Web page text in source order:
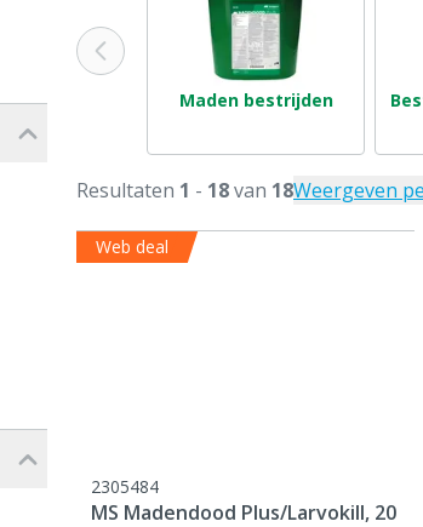
Maden bestrijden
Resultaten 1 - 18van 18Weergeven
Web deal
2305484
MS Madendood Plus/Larvokill, 20